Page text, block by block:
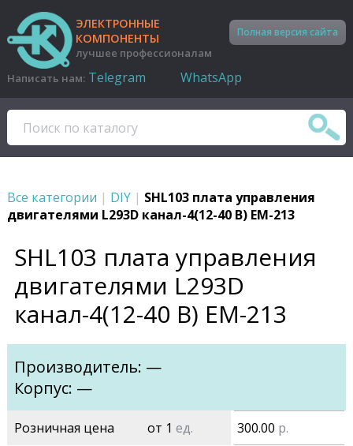
ЭЛЕКТРОННЫЕ
КОМПОНЕНТЫ
лучшее профессионалам
Полная версия сайта
Написать нам: Telegram WhatsApp
Все категории | DIY | SHL103 плата управления
двигателями L293D канал-4(12-40 В) EM-213
SHL103 плата управления
двигателями L293D
канал-4(12-40 В) EM-213
Производитель: —
Корпус: —
Розничная цена от 1 ед. 300.00 р.